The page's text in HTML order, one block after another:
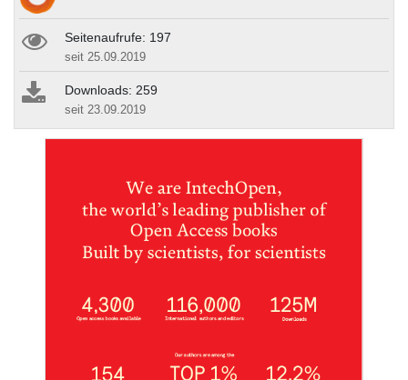
Seitenaufrufe: 197
seit 25.09.2019
Downloads: 259
seit 23.09.2019